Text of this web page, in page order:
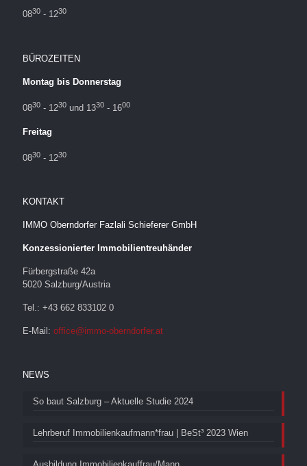
0830 - 1230
BÜROZEITEN
Montag bis Donnerstag
0830 - 1230 und 1330 - 1600
Freitag
0830 - 1230
KONTAKT
IMMO Oberndorfer Fazlali Schieferer GmbH
Konzessionierter Immobilientreuhänder
Fürbergstraße 42a
5020 Salzburg/Austria
Tel.: +43 662 833102 0
E-Mail: office@immo-oberndorfer.at
NEWS
So baut Salzburg – Aktuelle Studie 2024
Lehrberuf Immobilienkaufmann*frau | BeSt³ 2023 Wien